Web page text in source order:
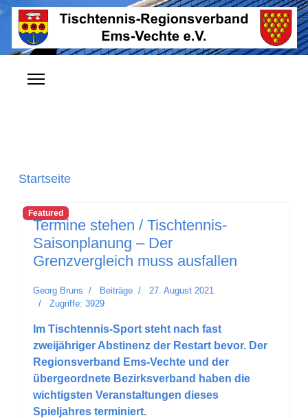
Startseite
Featured
Termine stehen / Tischtennis-
Saisonplanung – Der
Grenzvergleich muss ausfallen
Georg Bruns Beiträge
27. August 2021
Zugriffe: 3929
Im Tischtennis-Sport steht nach fast
zweijähriger Abstinenz der Restart bevor. Der
Regionsverband Ems-Vechte und der
übergeordnete Bezirksverband haben die
wichtigsten Veranstaltungen dieses
Spieljahres terminiert.